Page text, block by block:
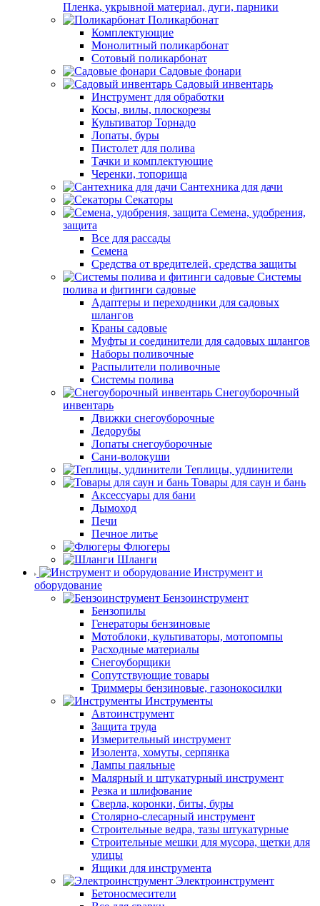
Пленка, укрывной материал, дуги, парники
Поликарбонат
Комплектующие
Монолитный поликарбонат
Сотовый поликарбонат
Садовые фонари
Садовый инвентарь
Инструмент для обработки
Косы, вилы, плоскорезы
Культиватор Торнадо
Лопаты, буры
Пистолет для полива
Тачки и комплектующие
Черенки, топорища
Сантехника для дачи
Секаторы
Семена, удобрения,
защита
Все для рассады
Семена
Средства от вредителей, средства защиты
Системы
полива и фитинги садовые
Адаптеры и переходники для садовых
шлангов
Краны садовые
Муфты и соединители для садовых шлангов
Наборы поливочные
Распылители поливочные
Системы полива
Снегоуборочный
инвентарь
Движки снегоуборочные
Ледорубы
Лопаты снегоуборочные
Сани-волокуши
Теплицы, удлинители
Товары для саун и бань
Аксессуары для бани
Дымоход
Печи
Печное литье
Флюгеры
Шланги
Инструмент и
оборудование
Бензоинструмент
Бензопилы
Генераторы бензиновые
Мотоблоки, культиваторы, мотопомпы
Расходные материалы
Снегоуборщики
Сопутствующие товары
Триммеры бензиновые, газонокосилки
Инструменты
Автоинструмент
Защита труда
Измерительный инструмент
Изолента, хомуты, серпянка
Лампы паяльные
Малярный и штукатурный инструмент
Резка и шлифование
Сверла, коронки, биты, буры
Столярно-слесарный инструмент
Строительные ведра, тазы штукатурные
Строительные мешки для мусора, щетки для
улицы
Ящики для инструмента
Электроинструмент
Бетоносмесители